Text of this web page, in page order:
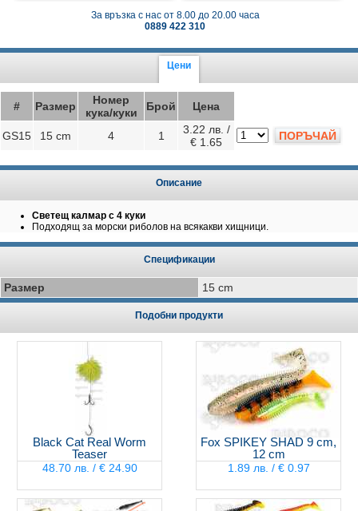
За връзка с нас от 8.00 до 20.00 часа
0889 422 310
Цени
# Размер
Номер
кука/куки
Брой Цена
GS15 15 cm 4 1
3.22 лв. /
€ 1.65
ПОРЪЧАЙ
Описание
Светещ калмар с 4 куки
Подходящ за морски риболов на всякакви хищници.
Спецификации
Размер 15 cm
Подобни продукти
Black Cat Real Worm
Teaser
48.70 лв. / € 24.90
Fox SPIKEY SHAD 9 cm,
12 cm
1.89 лв. / € 0.97